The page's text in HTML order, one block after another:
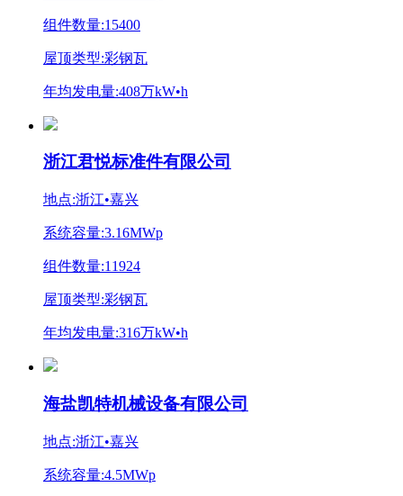
组件数量:15400
屋顶类型:彩钢瓦
年均发电量:408万kW•h
浙江君悦标准件有限公司
地点:浙江•嘉兴
系统容量:3.16MWp
组件数量:11924
屋顶类型:彩钢瓦
年均发电量:316万kW•h
海盐凯特机械设备有限公司
地点:浙江•嘉兴
系统容量:4.5MWp